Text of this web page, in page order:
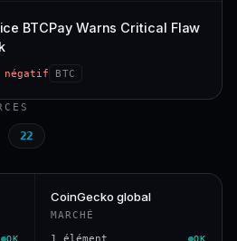
BTCPay Warns Critical Flaw
négatif BTC
22
CoinGecko global
MARCHÉ